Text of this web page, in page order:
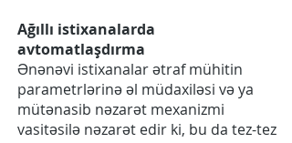
Ağıllı istixanalarda
avtomatlaşdırma
Ənənəvi istixanalar ətraf mühitin
parametrlərinə əl müdaxiləsi və ya
mütənasib nəzarət mexanizmi
vasitəsilə nəzarət edir ki, bu da tez-tez